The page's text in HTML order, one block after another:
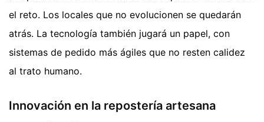
el reto. Los locales que no evolucionen se quedarán
atrás. La tecnología también jugará un papel, con
sistemas de pedido más ágiles que no resten calidez
al trato humano.
Innovación en la repostería artesana